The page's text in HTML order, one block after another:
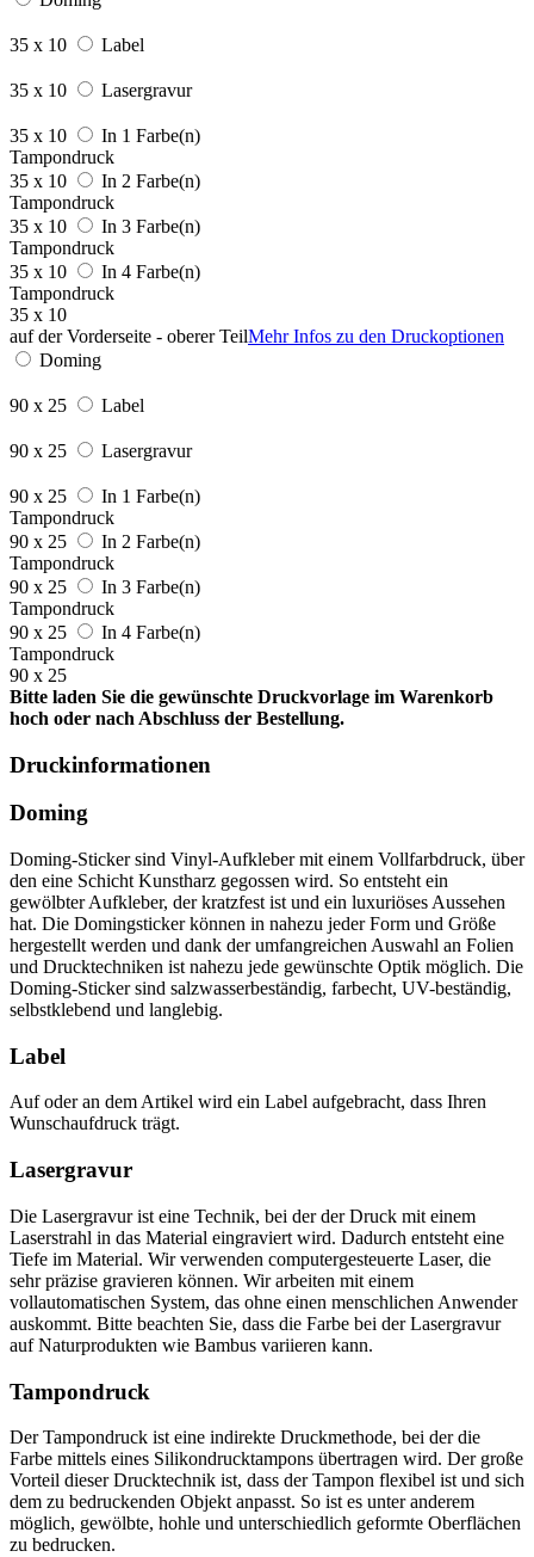
35 x 10 Label
35 x 10 Lasergravur
35 x 10
In 1 Farbe(n)
Tampondruck
35 x 10
In 2 Farbe(n)
Tampondruck
35 x 10
In 3 Farbe(n)
Tampondruck
35 x 10
In 4 Farbe(n)
Tampondruck
35 x 10
auf der Vorderseite - oberer TeilMehr Infos zu den Druckoptionen
Doming
90 x 25 Label
90 x 25 Lasergravur
90 x 25
In 1 Farbe(n)
Tampondruck
90 x 25
In 2 Farbe(n)
Tampondruck
90 x 25
In 3 Farbe(n)
Tampondruck
90 x 25
In 4 Farbe(n)
Tampondruck
90 x 25
Bitte laden Sie die gewünschte Druckvorlage im Warenkorb
hoch oder nach Abschluss der Bestellung.
Druckinformationen
Doming
Doming-Sticker sind Vinyl-Aufkleber mit einem Vollfarbdruck, über
den eine Schicht Kunstharz gegossen wird. So entsteht ein
gewölbter Aufkleber, der kratzfest ist und ein luxuriöses Aussehen
hat. Die Domingsticker können in nahezu jeder Form und Größe
hergestellt werden und dank der umfangreichen Auswahl an Folien
und Drucktechniken ist nahezu jede gewünschte Optik möglich. Die
Doming-Sticker sind salzwasserbeständig, farbecht, UV-beständig,
selbstklebend und langlebig.
Label
Auf oder an dem Artikel wird ein Label aufgebracht, dass Ihren
Wunschaufdruck trägt.
Lasergravur
Die Lasergravur ist eine Technik, bei der der Druck mit einem
Laserstrahl in das Material eingraviert wird. Dadurch entsteht eine
Tiefe im Material. Wir verwenden computergesteuerte Laser, die
sehr präzise gravieren können. Wir arbeiten mit einem
vollautomatischen System, das ohne einen menschlichen Anwender
auskommt. Bitte beachten Sie, dass die Farbe bei der Lasergravur
auf Naturprodukten wie Bambus variieren kann.
Tampondruck
Der Tampondruck ist eine indirekte Druckmethode, bei der die
Farbe mittels eines Silikondrucktampons übertragen wird. Der große
Vorteil dieser Drucktechnik ist, dass der Tampon flexibel ist und sich
dem zu bedruckenden Objekt anpasst. So ist es unter anderem
möglich, gewölbte, hohle und unterschiedlich geformte Oberflächen
zu bedrucken.